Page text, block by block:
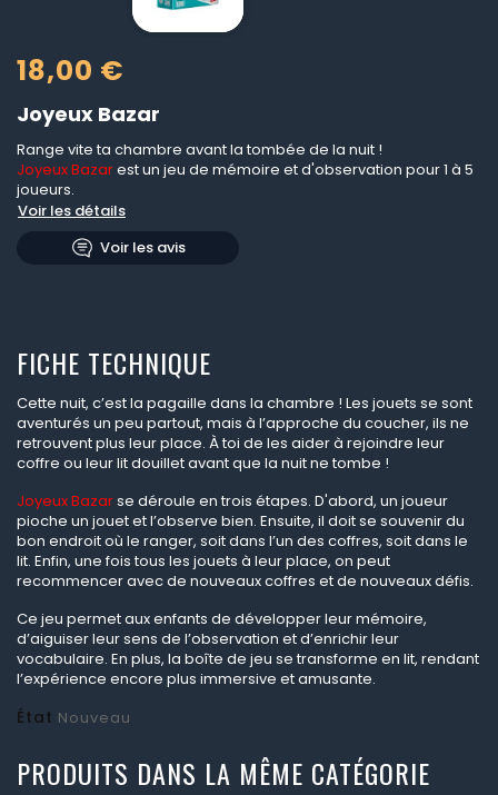
18,00 €
Joyeux Bazar
Range vite ta chambre avant la tombée de la nuit !
Joyeux Bazarest un jeu de mémoire et d'observation pour 1 à 5
joueurs.
Voir les détails
Voir les avis
FICHE TECHNIQUE
Cette nuit, c’est la pagaille dans la chambre ! Les jouets se sont
aventurés un peu partout, mais à l’approche du coucher, ils ne
retrouvent plus leur place. À toi de les aider à rejoindre leur
coffre ou leur lit douillet avant que la nuit ne tombe !
Joyeux Bazarse déroule en trois étapes. D'abord, un joueur
pioche un jouet et l’observe bien. Ensuite, il doit se souvenir du
bon endroit où le ranger, soit dans l’un des coffres, soit dans le
lit. Enfin, une fois tous les jouets à leur place, on peut
recommencer avec de nouveaux coffres et de nouveaux défis.
Ce jeu permet aux enfants de développer leur mémoire,
d’aiguiser leur sens de l’observation et d’enrichir leur
vocabulaire. En plus, la boîte de jeu se transforme en lit, rendant
l’expérience encore plus immersive et amusante.
État Nouveau
PRODUITS DANS LA MÊME CATÉGORIE